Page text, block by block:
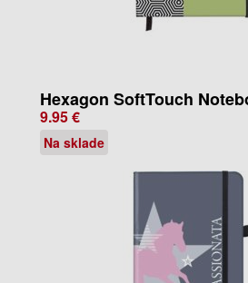
Hexagon SoftTouch
9.95 €
Na sklade